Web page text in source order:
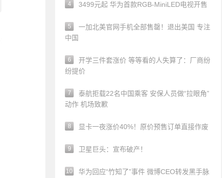
4 3499元起 华为首款RGB-MiniLED电视开售
5
一加北美官网手机全部售罄！退出美国 专注
中国
6
开学三件套涨价 等等看的人失算了：厂商纷
纷提价
7
泰航拒载22名中国乘客 安保人员做“拉眼角”
动作 机场致歉
8 显卡一夜涨价40%！原价预售订单直接作废
9 卫星巨头：宣布破产！
10
华为回应“竹知了”事件 微博CEO转发黑手脉